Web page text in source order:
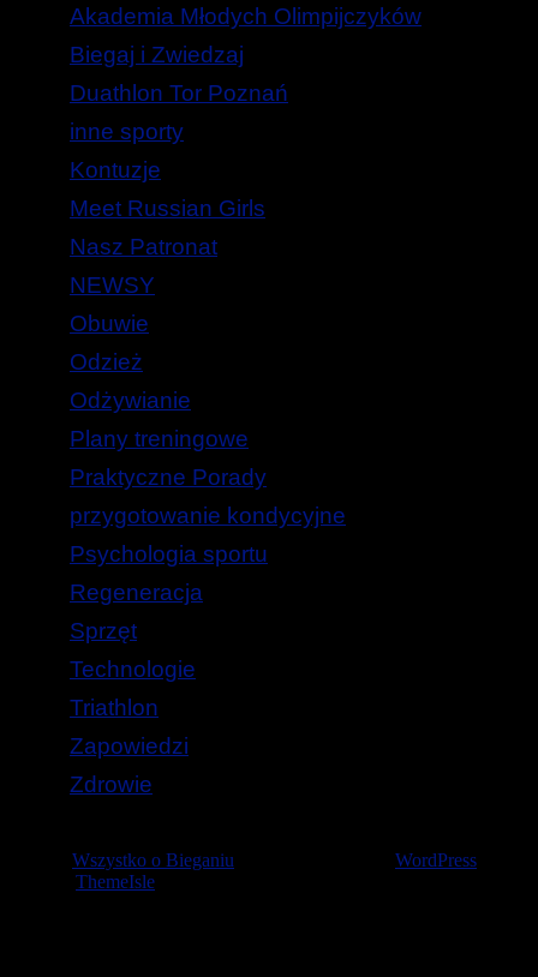
Akademia Młodych Olimpijczyków
Biegaj i Zwiedzaj
Duathlon Tor Poznań
inne sporty
Kontuzje
Meet Russian Girls
Nasz Patronat
NEWSY
Obuwie
Odzież
Odżywianie
Plany treningowe
Praktyczne Porady
przygotowanie kondycyjne
Psychologia sportu
Regeneracja
Sprzęt
Technologie
Triathlon
Zapowiedzi
Zdrowie
Wszystko o Bieganiu
WordPress
ThemeIsle